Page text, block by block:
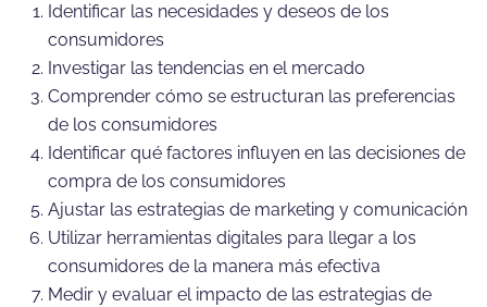
Identificar las necesidades y deseos de los
consumidores
Investigar las tendencias en el mercado
Comprender cómo se estructuran las preferencias
de los consumidores
Identificar qué factores influyen en las decisiones de
compra de los consumidores
Ajustar las estrategias de marketing y comunicación
Utilizar herramientas digitales para llegar a los
consumidores de la manera más efectiva
Medir y evaluar el impacto de las estrategias de